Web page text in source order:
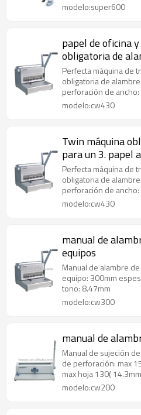
modelo:super600
papel de oficina
obligatoria de
180sheetscw430
Perfecta máquina de
obligatoria de
perforación de
modelo:cw430
Twin máquina
para un 3. papel
Perfecta máquina de
obligatoria de
perforación de
modelo:cw430
manual de
equipos
Manual de alambre
equipo: 300mm
tono: 8.47mm
modelo:cw300
manual de
Manual de sujeción
de perforación: max
max hoja 130(
modelo:cw200